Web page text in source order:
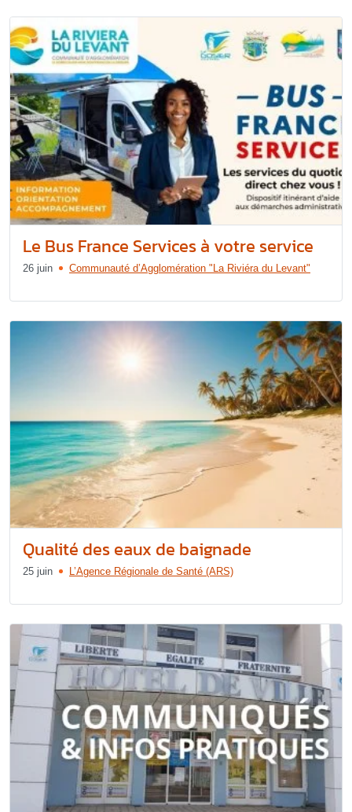
Le Bus France Services à votre service
26 juin Communauté d’Agglomération "La Riviéra du Levant"
Qualité des eaux de baignade
25 juin L’Agence Régionale de Santé (ARS)